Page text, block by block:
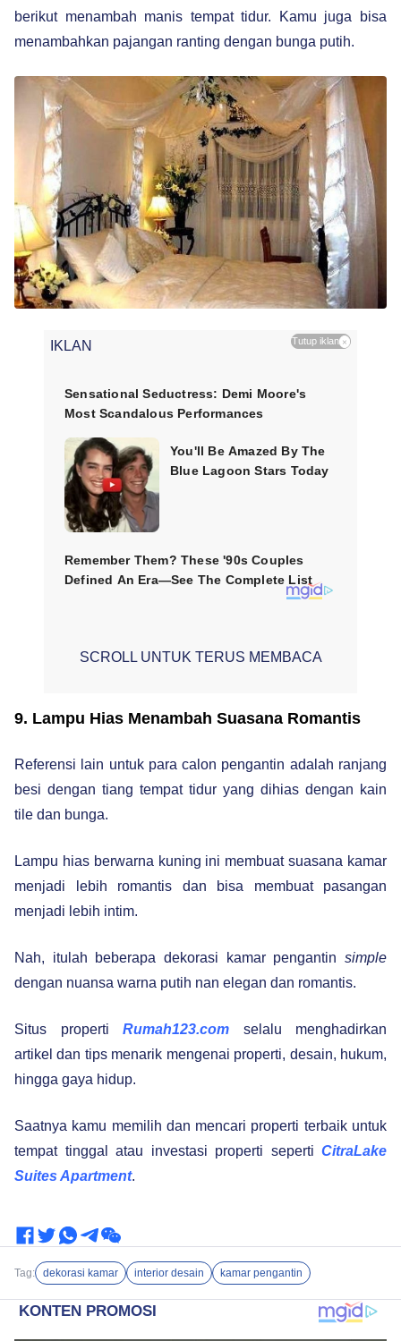
berikut menambah manis tempat tidur. Kamu juga bisa
menambahkan pajangan ranting dengan bunga putih.
IKLAN Tutup iklan ×
SCROLL UNTUK TERUS MEMBACA
9. Lampu Hias Menambah Suasana Romantis
Referensi lain untuk para calon pengantin adalah ranjang
besi dengan tiang tempat tidur yang dihias dengan kain
tile dan bunga.
Lampu hias berwarna kuning ini membuat suasana kamar
menjadi lebih romantis dan bisa membuat pasangan
menjadi lebih intim.
Nah, itulah beberapa dekorasi kamar pengantin simple
dengan nuansa warna putih nan elegan dan romantis.
Situs properti Rumah123.com selalu menghadirkan
artikel dan tips menarik mengenai properti, desain, hukum,
hingga gaya hidup.
Saatnya kamu memilih dan mencari properti terbaik untuk
tempat tinggal atau investasi properti seperti CitraLake
Suites Apartment.
Tag: dekorasi kamar interior desain kamar pengantin